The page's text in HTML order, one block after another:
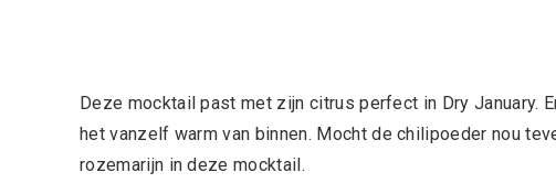
Deze mocktail past met zijn citrus perfect in Dry January.
het vanzelf warm van binnen. Mocht de chilipoeder nou
rozemarijn in deze mocktail.